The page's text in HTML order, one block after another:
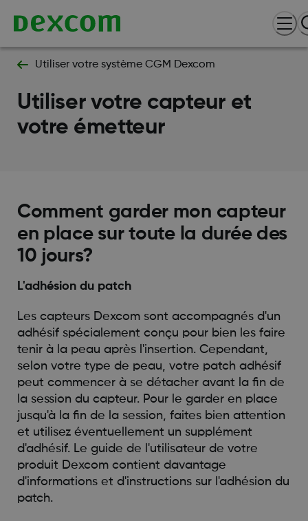
Utiliser votre système CGM Dexcom
Utiliser votre capteur et
votre émetteur
Comment garder mon capteur
en place sur toute la durée des
10 jours?
L'adhésion du patch
Les capteurs Dexcom sont accompagnés d'un
adhésif spécialement conçu pour bien les faire
tenir à la peau après l'insertion. Cependant,
selon votre type de peau, votre patch adhésif
peut commencer à se détacher avant la fin de
la session du capteur. Pour le garder en place
jusqu'à la fin de la session, faites bien attention
et utilisez éventuellement un supplément
d'adhésif. Le guide de l'utilisateur de votre
produit Dexcom contient davantage
d'informations et d'instructions sur l'adhésion du
patch.